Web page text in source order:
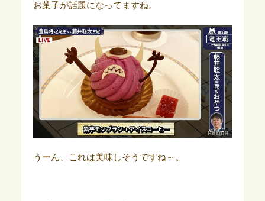
お菓子が話題になってますね。
うーん、これは美味しそうですね～。